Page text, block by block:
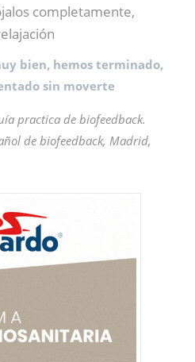
completamente,
bien, hemos terminado,
sin moverte
practica de biofeedback.
de biofeedback, Madrid,